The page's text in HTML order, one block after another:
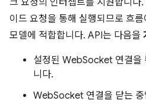
크 요청의 인터셉트를 지원합니다
이드 요청을 통해 실행되므로 흐
모델에 적합합니다. API는 다음을
설정된 WebSocket 연결을
니다.
WebSocket 연결을 닫는 중